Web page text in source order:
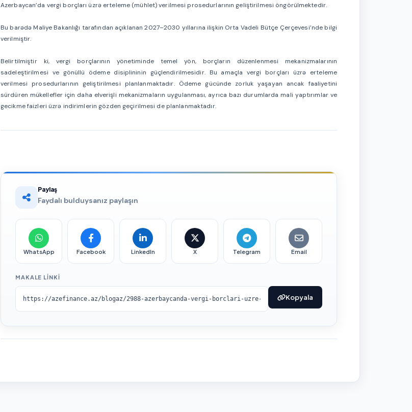
Azerbaycan’da vergi borçları üzrə erteleme (mühlet) verilmesi prosedurlarının geliştirilmesi öngörülmektedir.
Bu barədə Maliye Bakanlığı tarafından açıklanan 2027–2030 yıllarına ilişkin Orta Vadeli Bütçe Çerçevesi’nde bilgi
verilmiştir.
Belirtilmiştir ki, vergi borçlarının yönetiminde temel yön, borçların düzenlenmesi mekanizmalarının
sadeleştirilmesi ve gönüllü ödeme disiplininin güçlendirilmesidir. Bu amaçla vergi borçları üzrə erteleme
verilmesi prosedurlarının geliştirilmesi planlanmaktadır. Ödeme gücünde zorluk yaşayan ancak faaliyetini
sürdüren mükellefler için daha elverişli mekanizmaların uygulanması, ayrıca bazı durumlarda mali yaptırımlar ve
gecikme faizleri üzrə indirimlerin gözden geçirilmesi de planlanmaktadır.
Paylaş
Faydalı bulduysanız paylaşın
WhatsApp Facebook LinkedIn X Telegram Email
MAKALE LINKI
Kopyala